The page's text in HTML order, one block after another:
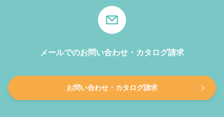
メールでのお問い合わせ・カタログ請求
お問い合わせ・カタログ請求